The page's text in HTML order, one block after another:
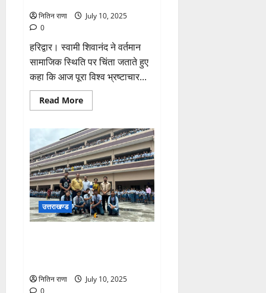
नितिन राणा
July 10, 2025
0
हरिद्वार। स्वामी शिवानंद ने वर्तमान
सामाजिक स्थिति पर चिंता जताते हुए
कहा कि आज पूरा विश्व भ्रष्टाचार...
Read MoreRead
more
व्यवस्था
से
संस्कार
और
आत्मिक
विकास
लुप्त:
स्वामी
शिवानंद
उत्तराखण्ड
नितिन राणा
July 10, 2025
0